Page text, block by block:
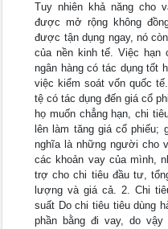
Tuy nhiên khả năng cho
được mở rộng không
được tận dụng ngay, nó
của nền kinh tế. Việc hạn
ngân hàng có tác dụng tốt
việc kiểm soát vốn quốc
tệ có tác dụng đến giá cổ
họ muốn chẳng hạn, chi
lên làm tăng giá cổ phiếu;
nghĩa là những người cho
các khoản vay của mình,
trợ cho chi tiêu đầu tư,
lượng và giá cả. 2. Chi
suất Do chi tiêu tiêu dùng
phần bằng đi vay, do